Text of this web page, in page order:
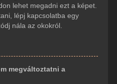
lehet megadni ezt a képet.
lépj kapcsolatba egy
nála az okokról.
megváltoztatni a